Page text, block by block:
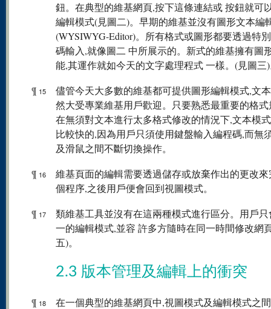
鈕。在典型的維基網頁,按下這條連結或 按鈕就可
編輯模式(見圖二)。早期的維基並沒有圖形文本編
(WYSIWYG-Editor)。所有格式或圖形都要透過特
碼輸入,就像圖二 中所展示的。新式的維基擁有圖
能,其運作就如今天的文字處理程式 一樣。(見圖三
¶ 15
儘管今天大多數的維基都可提供圖形編輯模式,文
然大受專業維基用戶歡迎。只要熟悉最重要的格式
在無須對文本進行太多格式修改的情況下,文本模
比較快的,因為用戶只須使用鍵盤輸入編程碼,而無
及滑鼠之間不斷切換操作。
¶ 16
維基頁面的編輯需要透過儲存或放棄作出的更改
個程序,之後用戶便會回到視圖模式。
¶ 17
類維基工具並沒有在這兩種模式進行區分。用戶
一的編輯模式,並容 許多方隨時在同一時間修改網
五)。
2.3 版本管理及編輯上的衝突
¶ 18 在一個典型的維基網頁中,視圖模式及編輯模式之